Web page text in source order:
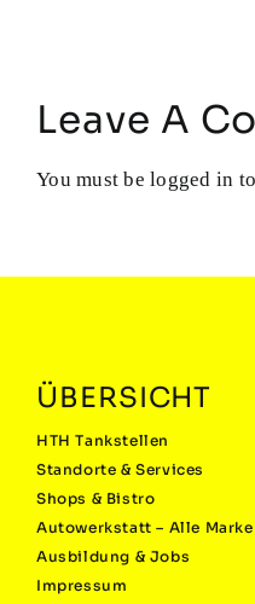
Leave A
You must belogged in
ÜBERSICHT
HTH Tankstellen
Standorte & Services
Shops & Bistro
Autowerkstatt – Alle
Ausbildung & Jobs
Impressum